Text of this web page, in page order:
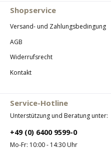
Shopservice
Versand- und Zahlungsbedingung
AGB
Widerrufsrecht
Kontakt
Service-Hotline
Unterstützung und Beratung unter:
+49 (0) 6400 9599-0
Mo-Fr: 10:00 - 14:30 Uhr